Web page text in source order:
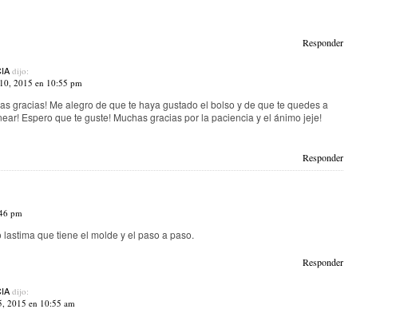
Responder
dijo:
2015 en 10:55 pm
gracias! Me alegro de que te haya gustado el bolso y de que te quedes a
Espero que te guste! Muchas gracias por la paciencia y el ánimo jeje!
Responder
pm
que tiene el molde y el paso a paso.
Responder
dijo:
2015 en 10:55 am